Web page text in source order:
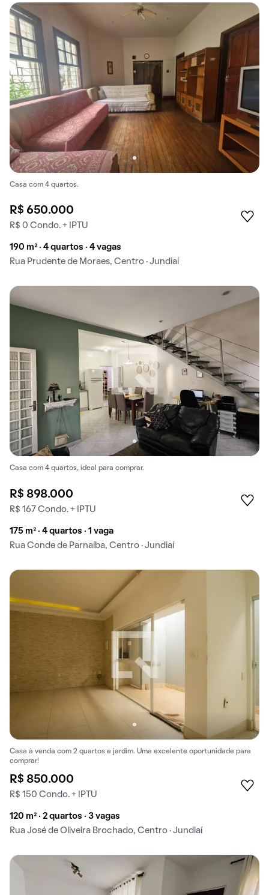
Casa com 4 quartos.
R$ 650.000
R$ 0 Condo. + IPTU
190 m² · 4 quartos · 4 vagas
Rua Prudente de Moraes, Centro · Jundiaí
Casa com 4 quartos, ideal para comprar.
R$ 898.000
R$ 167 Condo. + IPTU
175 m² · 4 quartos · 1 vaga
Rua Conde de Parnaíba, Centro · Jundiaí
Casa à venda com 2 quartos e jardim. Uma excelente oportunidade para
comprar!
R$ 850.000
R$ 150 Condo. + IPTU
120 m² · 2 quartos · 3 vagas
Rua José de Oliveira Brochado, Centro · Jundiaí